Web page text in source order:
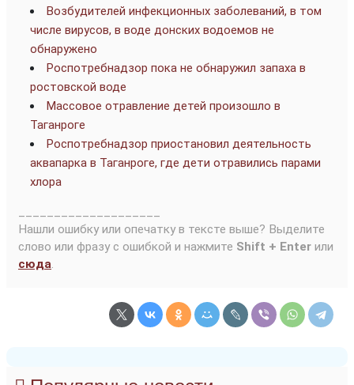
Возбудителей инфекционных заболеваний, в том
числе вирусов, в воде донских водоемов не
обнаружено
Роспотребнадзор пока не обнаружил запаха в
ростовской воде
Массовое отравление детей произошло в
Таганроге
Роспотребнадзор приостановил деятельность
аквапарка в Таганроге, где дети отравились парами
хлора
Нашли ошибку или опечатку в тексте выше? Выделите
слово или фразу с ошибкой и нажмите Shift + Enter или
сюда.